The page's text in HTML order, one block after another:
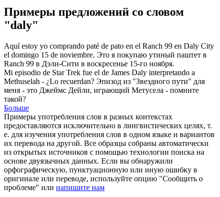
Примеры предложений со словом
"daly"
Aquí estoy yo comprando paté de pato en el Ranch 99 en Daly City
el domingo 15 de noviembre. Это я покупаю утиный паштет в
Ranch 99 в Дэли-Сити в воскресенье 15-го ноября.
Mi episodio de Star Trek fue el de James Daly interpretando a
Methuselah - ¿Lo recuerdan? Эпизод из "Звездного пути" для
меня - это Джеймс Дейли, играющий Метусела - помните
такой?
Больше
Примеры употребления слов в разных контекстах
предоставляются исключительно в лингвистических целях, т.
е. для изучения употребления слов в одном языке и вариантов
их перевода на другой. Все образцы собраны автоматически
из открытых источников с помощью технологии поиска на
основе двуязычных данных. Если вы обнаружили
орфографическую, пунктуационную или иную ошибку в
оригинале или переводе, используйте опцию "Сообщить о
проблеме" или напишите нам